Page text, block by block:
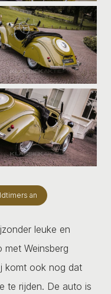
an
leuke en
met Weinsberg
komt ook nog dat
te rijden. De auto is